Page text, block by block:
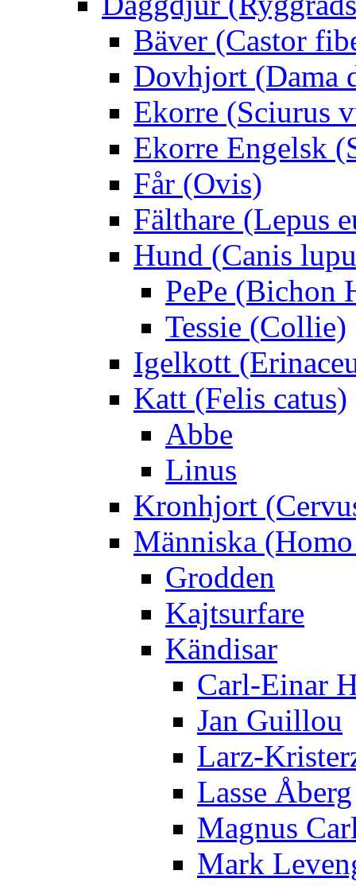
Bäver (Castor
Dovhjort (Dama
Ekorre (Sciurus
Ekorre Engelsk
Får (Ovis)
Fälthare (Lepus
Hund (Canis
PePe (Bichon
Tessie (Collie)
Igelkott
Katt (Felis catus)
Abbe
Linus
Kronhjort
Människa
Grodden
Kajtsurfare
Kändisar
Carl-Einar
Jan Guillou
Larz-
Lasse Åberg
Magnus
Mark